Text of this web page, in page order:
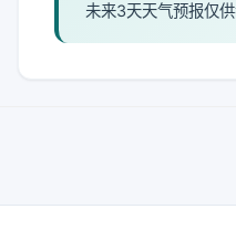
未来3天天气预报仅